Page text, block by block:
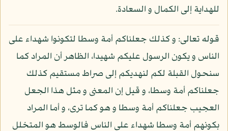
للهداية إلى الكمال و السعادة.
قوله تعالى: و كذلك جعلناكم أمة وسطا لتكونوا شهداء على
الناس و يكون الرسول عليكم شهيدا، الظاهر أن المراد كما
سنحول القبلة لكم لنهديكم إلى صراط مستقيم كذلك
جعلناكم أمة وسطا، و قيل إن المعنى و مثل هذا الجعل
العجيب جعلناكم أمة وسطا و هو كما ترى، و أما المراد
بكونهم أمة وسطا شهداء على الناس فالوسط هو المتخلل